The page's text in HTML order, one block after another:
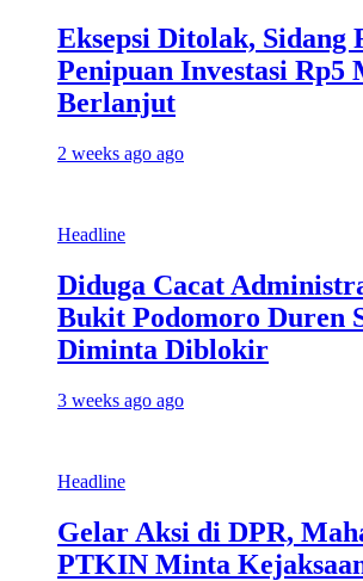
Eksepsi Ditolak, Sidang
Penipuan Investasi
Berlanjut
2 weeks ago ago
Headline
Diduga Cacat
Bukit Podomoro Duren
Diminta Diblokir
3 weeks ago ago
Headline
Gelar Aksi di DPR,
PTKIN Minta